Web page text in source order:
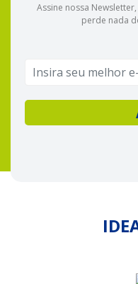
Assine nossa
perde nada